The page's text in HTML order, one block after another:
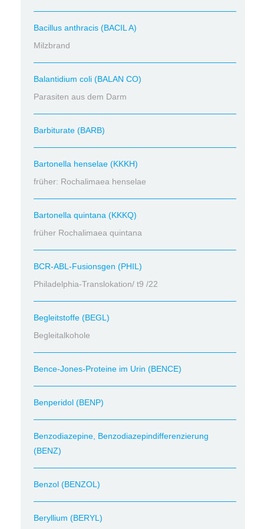
Bacillus anthracis (BACIL A)
Milzbrand
Balantidium coli (BALAN CO)
Parasiten aus dem Darm
Barbiturate (BARB)
Bartonella henselae (KKKH)
früher: Rochalimaea henselae
Bartonella quintana (KKKQ)
früher Rochalimaea quintana
BCR-ABL-Fusionsgen (PHIL)
Philadelphia-Translokation/ t9 /22
Begleitstoffe (BEGL)
Begleitalkohole
Bence-Jones-Proteine im Urin (BENCE)
Benperidol (BENP)
Benzodiazepine, Benzodiazepindifferenzierung
(BENZ)
Benzol (BENZOL)
Beryllium (BERYL)